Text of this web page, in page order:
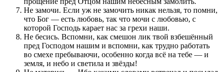
Не замочи. Если уж не замочить никак нельзя, то помни,
что Бог — есть любовь, так что мочи с любовью, с
которой Господь карает нас за грехи наши.
Не бесись. Вспомни, как смешон лик твой взбешённый
пред Господом нашим и вспомни, как трудно работать
во смехе пребываючи, особенно когда всё на тебе — и
земля, и небо и светила и звёзды!